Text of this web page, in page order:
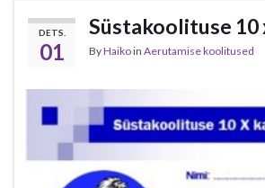
DETS.
01
Süstakoolituse 10
ByHaikoin Aerutamise koolitused